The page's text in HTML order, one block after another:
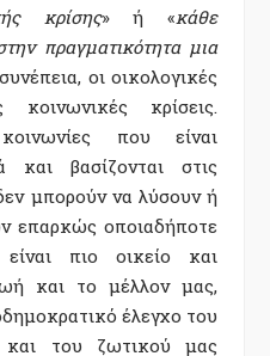
κρίσης» ή «κάθε
πραγματικότητα μια
οι οικολογικές
κοινωνικές κρίσεις.
που είναι
και βασίζονται στις
μπορούν να λύσουν ή
επαρκώς οποιαδήποτε
πιο οικείο και
και το μέλλον μας,
έλεγχο του
και του ζωτικού μας